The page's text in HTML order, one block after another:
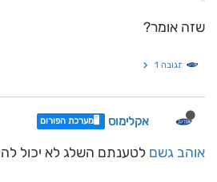
שזה אומר?
תגובה 1
אקלימוס 🖥️מערכת הפורום
אוהב גשם לטענתם השלג לא יכול